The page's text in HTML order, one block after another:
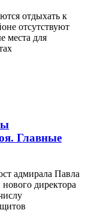
отдыхать к
отсутствуют
места для
Главные
адмирала Павла
директора